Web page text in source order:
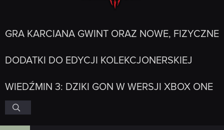
GRA KARCIANA GWINT ORAZ NOWE, FIZYCZNE
DODATKI DO EDYCJI KOLEKCJONERSKIEJ
WIEDŹMIN 3: DZIKI GON W WERSJI XBOX ONE